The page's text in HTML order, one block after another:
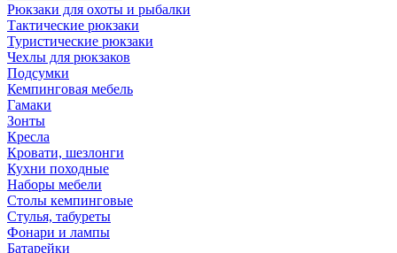
Рюкзаки для охоты и рыбалки
Тактические рюкзаки
Туристические рюкзаки
Чехлы для рюкзаков
Подсумки
Кемпинговая мебель
Гамаки
Зонты
Кресла
Кровати, шезлонги
Кухни походные
Наборы мебели
Столы кемпинговые
Стулья, табуреты
Фонари и лампы
Батарейки